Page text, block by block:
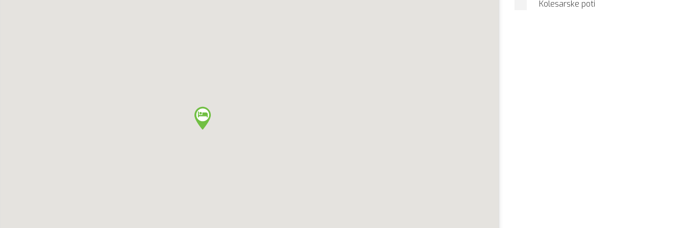
Kolesarske poti